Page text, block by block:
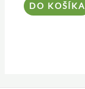
DO KOŠÍKA